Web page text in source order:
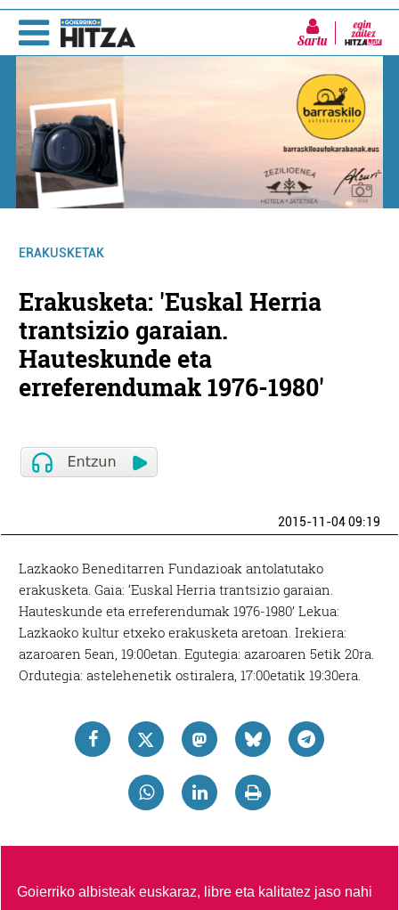
Sartu
ERAKUSKETAK
Erakusketa: 'Euskal Herria
trantsizio garaian.
Hauteskunde eta
erreferendumak 1976-1980'
2015-11-04 09:19
Lazkaoko Beneditarren Fundazioak antolatutako
erakusketa. Gaia: ‘Euskal Herria trantsizio garaian.
Hauteskunde eta erreferendumak 1976-1980’ Lekua:
Lazkaoko kultur etxeko erakusketa aretoan. Irekiera:
azaroaren 5ean, 19:00etan. Egutegia: azaroaren 5etik 20ra.
Ordutegia: astelehenetik ostiralera, 17:00etatik 19:30era.
Goierriko albisteak euskaraz, libre eta kalitatez jaso nahi